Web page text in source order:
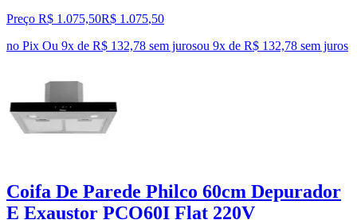
Preço R$ 1.075,50R$ 1.075,50
no Pix Ou 9x de R$ 132,78 sem jurosou 9x de R$ 132,78 sem juros
Coifa De Parede Philco 60cm Depurador
E Exaustor PCO60I Flat 220V